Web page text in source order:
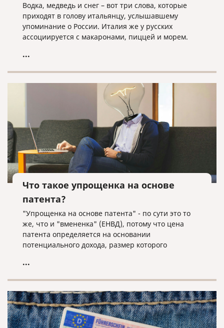
Водка, медведь и снег – вот три слова, которые
приходят в голову итальянцу, услышавшему
упоминание о России. Италия же у русских
ассоциируется с макаронами, пиццей и морем.
...
Что такое упрощенка на основе
патента?
"Упрощенка на основе патента" - по сути это то
же, что и "вмененка" (ЕНВД), потому что цена
патента определяется на основании
потенциального дохода, размер которого
ЕНВД, всё решает местная власть.
...